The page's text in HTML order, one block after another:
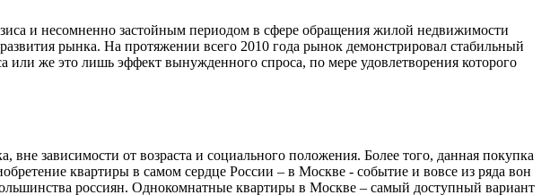
и несомненно застойным периодом в сфере обращения жилой недвижимости
рынка. На протяжении всего 2010 года рынок демонстрировал стабильный
же это лишь эффект вынужденного спроса, по мере удовлетворения которого
зависимости от возраста и социального положения. Более того, данная покупка
квартиры в самом сердце России – в Москве - событие и вовсе из ряда вон
россиян. Однокомнатные квартиры в Москве – самый доступный вариант